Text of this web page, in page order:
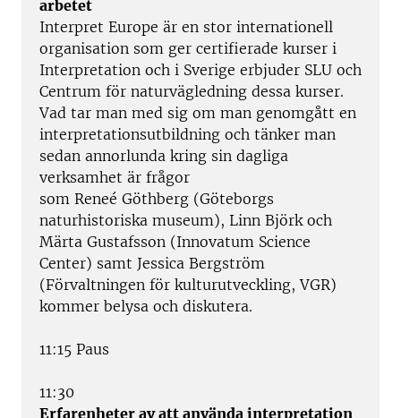
arbetet
Interpret Europe är en stor internationell
organisation som ger certifierade kurser i
Interpretation och i Sverige erbjuder SLU och
Centrum för naturvägledning dessa kurser.
Vad tar man med sig om man genomgått en
interpretationsutbildning och tänker man
sedan annorlunda kring sin dagliga
verksamhet är frågor
som Reneé Göthberg (Göteborgs
naturhistoriska museum), Linn Björk och
Märta Gustafsson (Innovatum Science
Center) samt Jessica Bergström
(Förvaltningen för kulturutveckling, VGR)
kommer belysa och diskutera.
11:15 Paus
11:30
Erfarenheter av att använda interpretation